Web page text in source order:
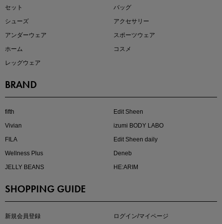
近日販売のアイテムを先見せ
セット
バッグ
シューズ
アクセサリー
アンダーウェア
スポーツウェア
ホーム
コスメ
レッグウェア
BRAND
fifth
Edit Sheen
Vivian
izumi BODY LABO
FILA
Edit Sheen daily
Wellness Plus
Deneb
JELLY BEANS
HE:ARIM
SHOPPING GUIDE
新規会員登録
ログイン/マイページ